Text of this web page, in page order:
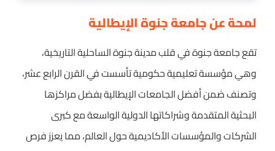
لمحة عن جامعة جنوة الإيطالية
تقع جامعة جنوة في قلب مدينة جنوة الساحلية التاريخية،
وهي مؤسسة تعليمية حكومية تأسست في القرن الرابع عشر،
وتصنف ضمن أفضل الجامعات الإيطالية بفضل مراكزها
البحثية المتقدمة وشراكاتها الدولية الواسعة مع كبرى
الشركات والمؤسسات الأكاديمية حول العالم، مما يعزز فرص